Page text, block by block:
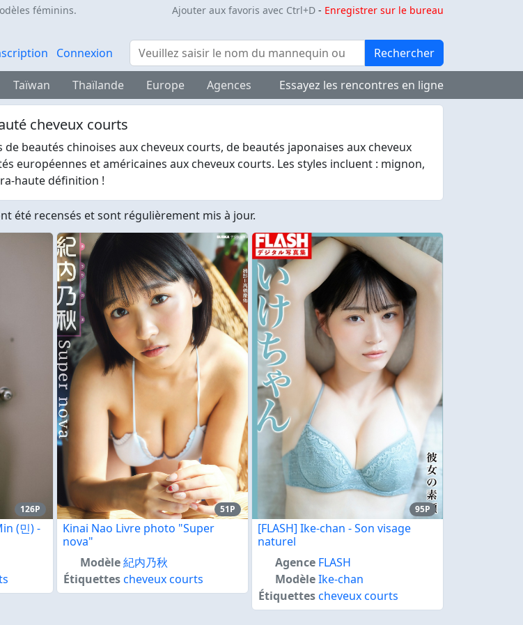
féminins.
Ajouter aux favoris avec Ctrl+D - Enregistrer sur le bureau
Connexion Rechercher Rechercher
Taïwan Thaïlande Europe Agences Essayez les rencontres en ligne
cheveux courts
beautés chinoises aux cheveux courts, de beautés japonaises aux cheveux
européennes et américaines aux cheveux courts. Les styles incluent : mignon,
haute définition !
été recensés et sont régulièrement mis à jour.
126P
(민) -
51P
Kinai Nao Livre photo "Super
nova"
Modèle紀内乃秋
Étiquettescheveux courts
95P
[FLASH] Ike-chan - Son visage
naturel
Agence FLASH
ModèleIke-chan
Étiquettescheveux courts